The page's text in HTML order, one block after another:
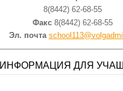
8(8442) 62-68-55
Факс8(8442) 62-68-55
Эл. почта
ИНФОРМАЦИЯ ДЛЯ